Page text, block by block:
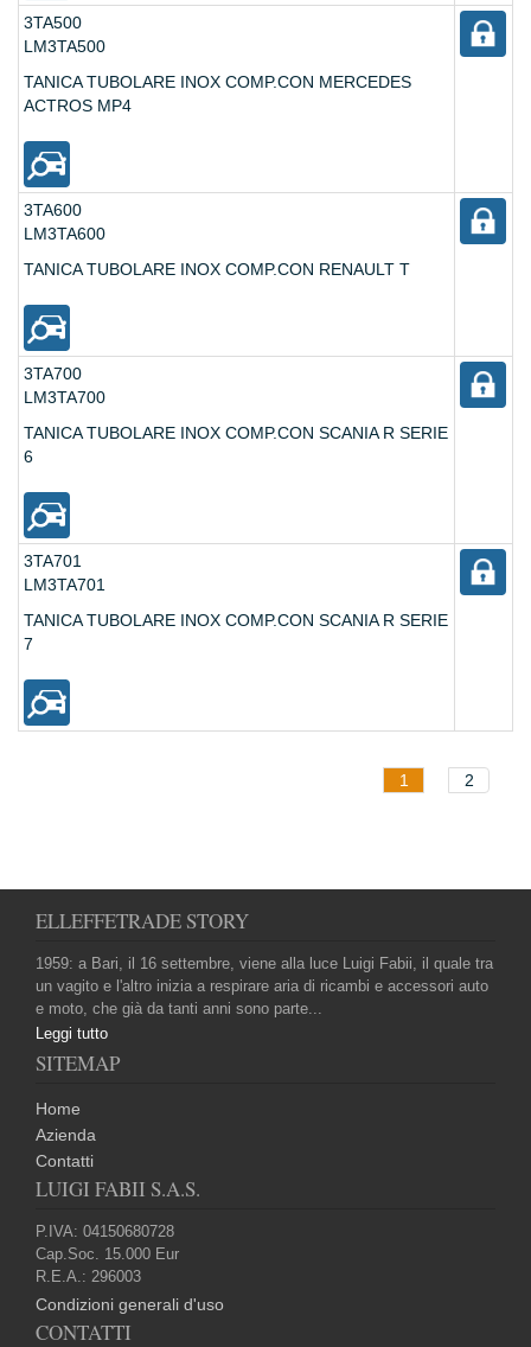
3TA500
LM3TA500
TANICA TUBOLARE INOX COMP.CON MERCEDES
ACTROS MP4
3TA600
LM3TA600
TANICA TUBOLARE INOX COMP.CON RENAULT T
3TA700
LM3TA700
TANICA TUBOLARE INOX COMP.CON SCANIA R SERIE
6
3TA701
LM3TA701
TANICA TUBOLARE INOX COMP.CON SCANIA R SERIE
7
1 2
ELLEFFETRADE STORY
1959: a Bari, il 16 settembre, viene alla luce Luigi Fabii, il quale tra
un vagito e l'altro inizia a respirare aria di ricambi e accessori auto
e moto, che già da tanti anni sono parte...
Leggi tutto
SITEMAP
Home
Azienda
Contatti
LUIGI FABII S.A.S.
P.IVA: 04150680728
Cap.Soc. 15.000 Eur
R.E.A.: 296003
Condizioni generali d'uso
CONTATTI